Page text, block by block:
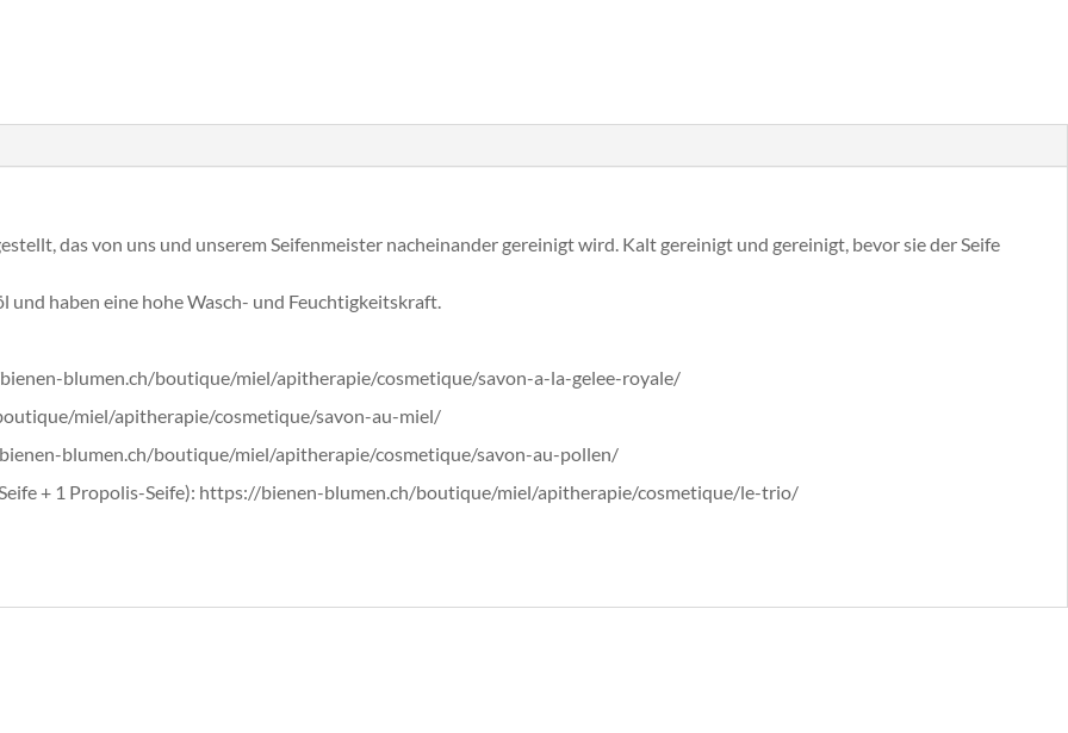
das von uns und unserem Seifenmeister nacheinander gereinigt wird. Kalt gereinigt und gereinigt, bevor sie der Seife
haben eine hohe Wasch- und Feuchtigkeitskraft.
blumen.ch/boutique/miel/apitherapie/cosmetique/savon-a-la-gelee-royale/
miel/apitherapie/cosmetique/savon-au-miel/
blumen.ch/boutique/miel/apitherapie/cosmetique/savon-au-pollen/
+ 1 Propolis-Seife): https://bienen-blumen.ch/boutique/miel/apitherapie/cosmetique/le-trio/